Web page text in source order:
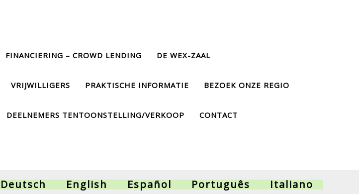
FINANCIERING – CROWD LENDING DE WEX-ZAAL
VRIJWILLIGERS PRAKTISCHE INFORMATIE BEZOEK ONZE REGIO
DEELNEMERS TENTOONSTELLING/VERKOOP CONTACT
Deutsch English Español Português Italiano